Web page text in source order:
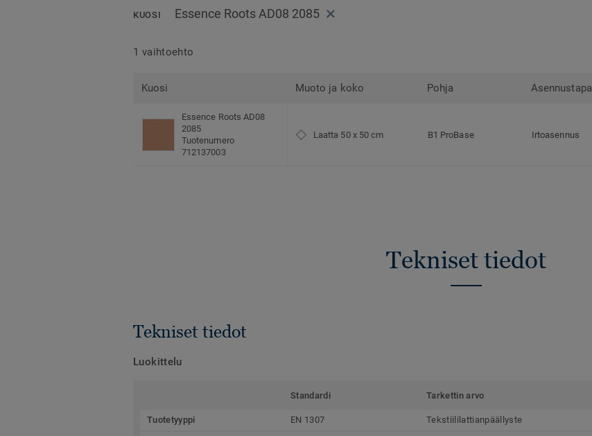
KUOSI Essence Roots AD08 2085
1 vaihtoehto
Kuosi Muoto ja koko Pohja Asennustapa
Essence Roots AD08
2085
Tuotenumero
712137003
Laatta 50 x 50 cm B1 ProBase Irtoasennus
Tekniset tiedot
Tekniset tiedot
Luokittelu
Standardi Tarkettin arvo
Tuotetyyppi EN 1307 Tekstiililattianpäällyste